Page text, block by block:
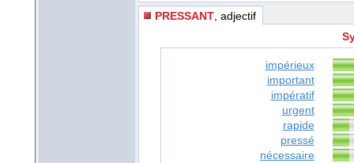
PRESSANT , adjectif
impérieux
important
impératif
urgent
rapide
pressé
nécessaire